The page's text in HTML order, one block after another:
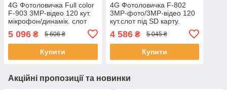
4G Фотоловичка Full color
F-903 3МР-відео 120 кут.
мікрофон/динамік. слот
Батарея 7800 мА сонячна
панель APP
5 096 ₴ 5 606 ₴
Купити
4G Фотоловичка F-802
3MP-фото/3МР-відео 120
кут.слот під SD карту.
Батарея 7800 мА сонячна
панель APP —UBOX
ЕКОБОКС
4 586₴ 5 045 ₴
Купити
Акційні пропозиції та новинки